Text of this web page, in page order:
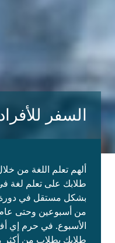
السفر
ألهم تعلم اللغة من
طلابك على تعلم لغة
بشكل مستقل في دورة
من أسبوعين وحتى
الأسبوع. في حرم إي